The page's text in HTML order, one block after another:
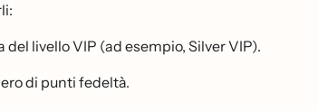
del livello VIP (ad esempio, Silver VIP).
di punti fedeltà.